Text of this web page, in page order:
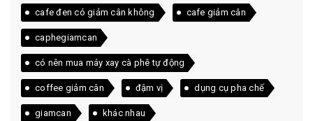
cafe đen có giảm cân không cafe giảm cân
caphegiamcan
có nên mua máy xay cà phê tự động
coffee giảm cân đậm vị dụng cụ pha chế
giamcan khác nhau